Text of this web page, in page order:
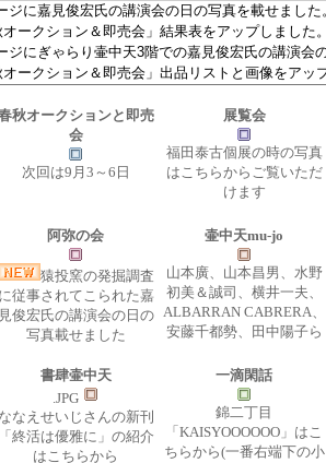
秋オークションと即売
会
次回は9月3～6日
展覧会
福田泰古個展の時の写真
はこちらからご覧いただ
けます
阿弥の会
猿投窯の発掘調査
に従事されてこられた嘉
見俊宏氏の講演会の日の
写真載せました
壷中天mu-jo
山本廣、山本昌男、水野
初美＆誠司、横井一夫、
ALBARRAN CABRERA、
安藤千都勢、田中陽子ら
書肆壷中天
.JPG
ななえせいじさんの新刊
「終活は優雅に」の紹介
はこちらから
一滴閑話
錦二丁目
「KAISYOOOOOO」はこ
ちらから(一番右端下の小